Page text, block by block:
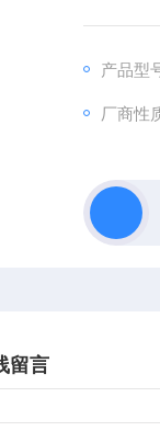
控温范围
产品型
厂商性
留言